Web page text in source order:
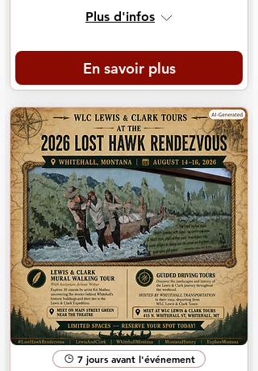
Plus d'infos
En savoir plus
7 jours avant l'événement